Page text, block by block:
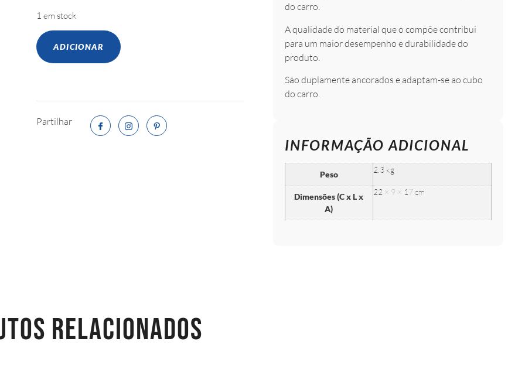
1 em stock
ADICIONAR
Partilhar
do carro.
A qualidade do material que o compõe contribui
para um maior desempenho e durabilidade do
produto.
São duplamente ancorados e adaptam-se ao cubo
do carro.
INFORMAÇÃO ADICIONAL
Peso 2.3 kg
Dimensões (C x L x
A)
22 × 9 × 17 cm
RELACIONADOS